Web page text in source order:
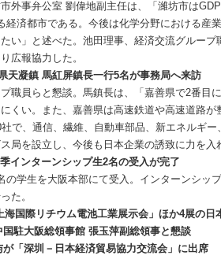
外事弁公室 劉偉地副主任は、「濰坊市は
経済都市である。今後は化学分野における産
い」と述べた。池田理事、経済交流グルー
広報協力した。
凝鎮 馬紅屏鎮長一行5名が事務局へ来訪
職員らと懇談。馬鎮長は、「嘉善県で2番目
くい。また、嘉善県は高速鉄道や高速道路
で、通信、繊維、自動車部品、新エネルギ
局を設立し、今後も日本企業の誘致に力を入
インターンシップ生2名の受入が完了
学生を大阪本部にて受入。インターンシッ
た。
国際リチウム電池工業展示会」ほか4展の日
駐大阪総領事館 張玉萍副総領事と懇談
「深圳－日本経済貿易協力交流会」に出席